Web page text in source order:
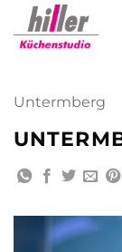
Zum
Inhalt
Untermberg